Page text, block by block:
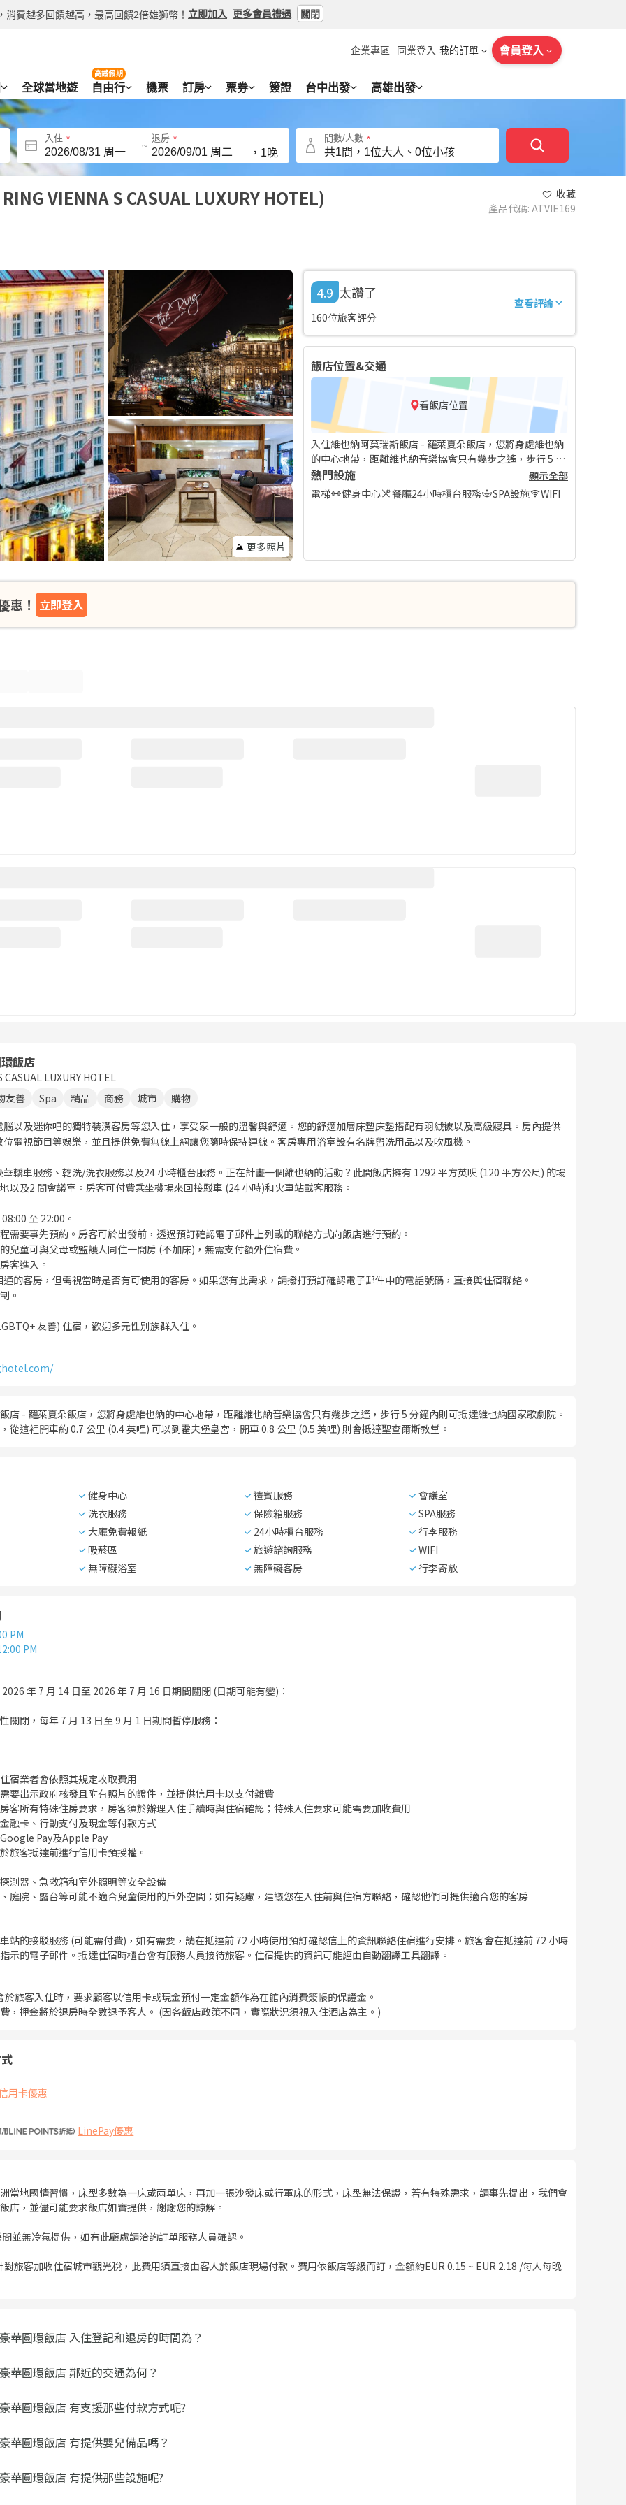
費越多回饋越高，最高回饋2倍雄獅幣！ 立即加入 更多會員禮遇 關閉
企業專區 同業登入 我的訂單 會員登入
全球當地遊 自由行
高鐵假期
機票 訂房 票券 簽證 台中出發 高雄出發
入住
~
退房
， 1晚
間數/人數
VIENNA S CASUAL LUXURY HOTEL
收藏
產品代碼: ATVIE169
更多照片
4.9 太讚了
160位旅客評分
查看評論
飯店位置&交通
看飯店位置
入住維也納阿莫瑞斯飯店 - 羅萊夏朵飯店，您將身處維也納
的中心地帶，距離維也納音樂協會只有幾步之遙，步行 5 分
鐘內則可抵達維也納國家歌劇院。 此奢華飯店地點絕佳，從
這裡開車約 0.7 公里 (0.4 英哩) 可以到霍夫堡皇宮，開車 0.8
公里 (0.5 英哩) 則會抵達聖查爾斯教堂。
熱門設施
顯示全部
電梯
健身中心 餐廳24小時櫃台服務 SPA設施 WIFI
惠！ 立即登入
飯店
CASUAL LUXURY HOTEL
友善
Spa 精品 商務 城市
購物
以及迷你吧的獨特裝潢客房等您入住，享受家一般的溫馨與舒適。您的舒適加層床墊床墊搭配有羽絨被以及高級寢具。房內提供
電視節目等娛樂，並且提供免費無線上網讓您隨時保持連線。客房專用浴室設有名牌盥洗用品以及吹風機。
轎車服務、乾洗/洗衣服務以及24 小時櫃台服務。正在計畫一個維也納的活動？此間飯店擁有 1292 平方英呎 (120 平方公尺) 的場
以及2 間會議室。房客可付費乘坐機場來回接駁車 (24 小時)和火車站載客服務。
至 22:00。
需要事先預約。房客可於出發前，透過預訂確認電子郵件上列載的聯絡方式向飯店進行預約。
兒童可與父母或監護人同住一間房 (不加床)，無需支付額外住宿費。
客進入。
的客房，但需視當時是否有可使用的客房。如果您有此需求，請撥打預訂確認電子郵件中的電話號碼，直接與住宿聯絡。
。
友善) 住宿，歡迎多元性別族群入住。
店 - 羅萊夏朵飯店，您將身處維也納的中心地帶，距離維也納音樂協會只有幾步之遙，步行 5 分鐘內則可抵達維也納國家歌劇院。
從這裡開車約 0.7 公里 (0.4 英哩) 可以到霍夫堡皇宮，開車 0.8 公里 (0.5 英哩) 則會抵達聖查爾斯教堂。
健身中心 禮賓服務
會議室
洗衣服務
保險箱服務
SPA服務
大廳免費報紙
24小時櫃台服務
行李服務
吸菸區
旅遊諮詢服務
WIFI
無障礙浴室
無障礙客房 行李寄放
PM
PM
年 7 月 14 日至 2026 年 7 月 16 日期間關閉 (日期可能有變)：
關閉，每年 7 月 13 日至 9 月 1 日期間暫停服務：
宿業者會依照其規定收取費用
要出示政府核發且附有照片的證件，並提供信用卡以支付雜費
客所有特殊住房要求，房客須於辦理入住手續時與住宿確認；特殊入住要求可能需要加收費用
融卡、行動支付及現金等付款方式
Pay及Apple Pay
旅客抵達前進行信用卡預授權。
測器、急救箱和室外照明等安全設備
庭院、露台等可能不適合兒童使用的戶外空間；如有疑慮，建議您在入住前與住宿方聯絡，確認他們可提供適合您的客房
站的接駁服務 (可能需付費)，如有需要，請在抵達前 72 小時使用預訂確認信上的資訊聯絡住宿進行安排。旅客會在抵達前 72 小時
示的電子郵件。抵達住宿時櫃台會有服務人員接待旅客。住宿提供的資訊可能經由自動翻譯工具翻譯。
旅客入住時，要求顧客以信用卡或現金預付一定金額作為在館內消費簽帳的保證金。
，押金將於退房時全數退予客人。 (因各飯店政策不同，實際狀況須視入住酒店為主。)
用卡優惠
LinePay優惠
當地國情習慣，床型多數為一床或兩單床，再加一張沙發床或行軍床的形式，床型無法保證，若有特殊需求，請事先提出，我們會
店，並儘可能要求飯店如實提供，謝謝您的諒解。
並無冷氣提供，如有此顧慮請洽詢訂單服務人員確認。
旅客加收住宿城市觀光稅，此費用須直接由客人於飯店現場付款。費用依飯店等級而訂，金額約EUR 0.15 ~ EUR 2.18 /每人每晚
華圓環飯店 入住登記和退房的時間為？
華圓環飯店 鄰近的交通為何？
華圓環飯店 有支援那些付款方式呢?
華圓環飯店 有提供嬰兒備品嗎？
華圓環飯店 有提供那些設施呢?